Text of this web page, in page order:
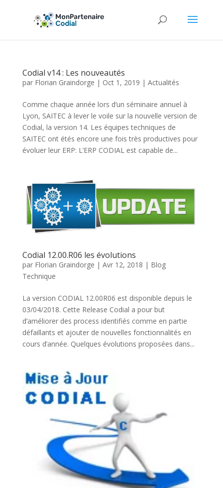
Codial v14 : Les nouveautés
par Florian Graindorge | Oct 1, 2019 | Actualités
Comme chaque année lors d’un séminaire annuel à
Lyon, SAITEC à lever le voile sur la nouvelle version de
Codial, la version 14. Les équipes techniques de
SAITEC ont étés encore une fois très productives pour
évoluer leur ERP: L’ERP CODIAL est capable de...
Codial 12.00.R06 les évolutions
par Florian Graindorge | Avr 12, 2018 | Blog
Technique
La version CODIAL 12.00R06 est disponible depuis le
03/04/2018. Cette Release Codial a pour but
d’améliorer des process identifiés comme en partie
défaillants et ajouter de nouvelles fonctionnalités en
cours d’année. Quelques évolutions proposées dans...